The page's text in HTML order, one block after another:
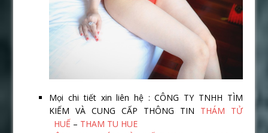
Mọi chi tiết xin liên hệ : CÔNG TY TNHH TÌM
KIẾM VÀ CUNG CẤP THÔNG TIN THÁM TỬ
HUẾ – THAM TU HUE